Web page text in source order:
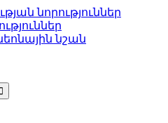
նորություններ
նշան